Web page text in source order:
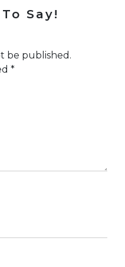
Say!
be published.
*